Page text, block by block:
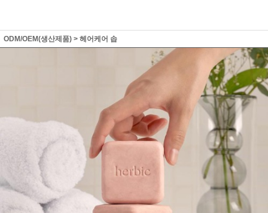
ODM/OEM(생산제품) > 헤어케어 솝